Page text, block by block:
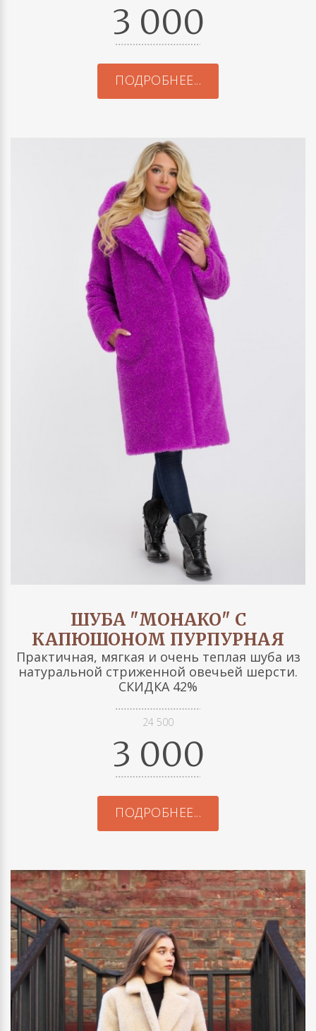
3 000
ПОДРОБНЕЕ...
ШУБА "МОНАКО" С
КАПЮШОНОМ ПУРПУРНАЯ
Практичная, мягкая и очень теплая шуба из
натуральной стриженной овечьей шерсти.
СКИДКА 42%
24 500
3 000
ПОДРОБНЕЕ...